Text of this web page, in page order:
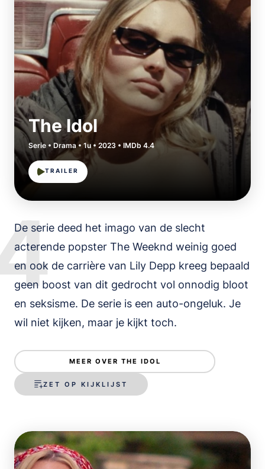
The Idol
Serie • Drama • 1u • 2023 • IMDb 4.4
TRAILER
De serie deed het imago van de slecht
acterende popster The Weeknd weinig goed
en ook de carrière van Lily Depp kreeg bepaald
geen boost van dit gedrocht vol onnodig bloot
en seksisme. De serie is een auto-ongeluk. Je
wil niet kijken, maar je kijkt toch.
MEER OVER THE IDOL
ZET OP KIJKLIJST